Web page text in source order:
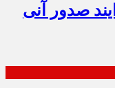
فرایند صدور آنی